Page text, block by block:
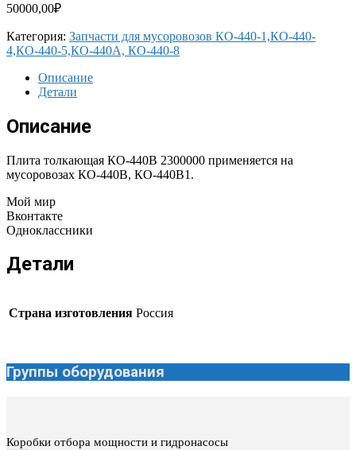
50000,00₽
Категория: Запчасти для мусоровозов КО-440-1,КО-440-
4,КО-440-5,КО-440А, КО-440-8
Описание
Детали
Описание
Плита толкающая КО-440В 2300000 применяется на
мусоровозах КО-440В, КО-440В1.
Мой мир
Вконтакте
Одноклассники
Детали
Страна изготовления Россия
Группы оборудования
Коробки отбора мощности и гидронасосы